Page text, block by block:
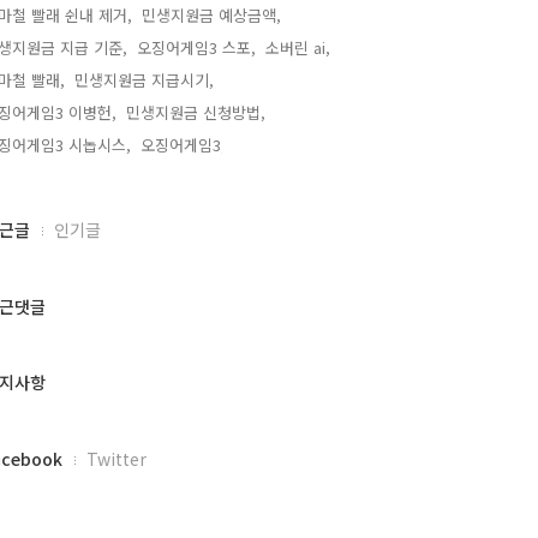
철 빨래 쉰내 제거, 민생지원금 예상금액,
지원금 지급 기준, 오징어게임3 스포, 소버린 ai,
철 빨래, 민생지원금 지급시기,
어게임3 이병헌, 민생지원금 신청방법,
어게임3 시놉시스, 오징어게임3,
글 인기글
댓글
사항
Twitter